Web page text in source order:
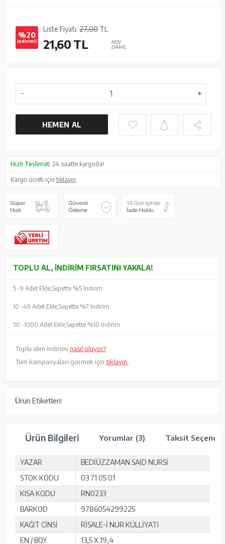
%20
indirimli
Liste Fiyatı: 27,00 TL
21,60TL
KDV
DAHİL
HEMEN AL
Hızlı Teslimat: 24 saatte kargoda!
Kargo ücreti içintıklayın
TOPLU AL, İNDIRIM FIRSATINI YAKALA!
5 -9 Adet Ekle, Sepette %5 İndirim
10 -49 Adet Ekle, Sepette %7 İndirim
50 -1000 Adet Ekle, Sepette %10 İndirim
Toplu alım indirimi nasıl oluyor?
Tüm kampanyaları görmek için tıklayın.
Ürün Etiketleri:
Ürün Bilgileri Yorumlar (3) Taksit
YAZAR
BEDİÜZZAMAN SAİD NURSİ
STOK KODU
03 71 05 01
KISA KODU
RN0233
BARKOD
9786054299225
KAĞIT CİNSİ
RİSALE-İ NUR KÜLLİYATI
EN / BOY
13,5 X 19,4